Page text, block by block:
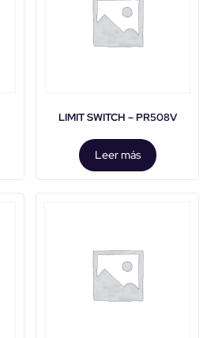
LIMIT SWITCH – PR508V
Leer más